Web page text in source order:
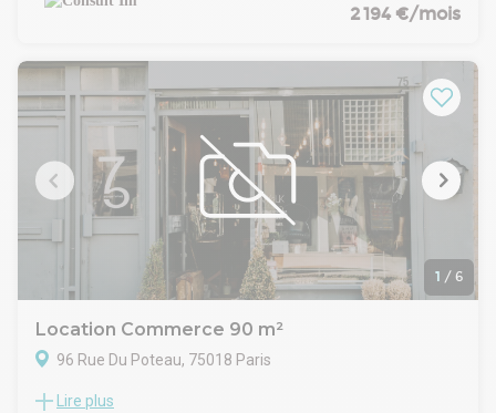
RDC: 46 m2
Extraction 400 m
Rez de chaussée: 15 m2
Espace de stockage
CONDITIONS FINANCIERES
Bail : 3/6/9 ans
Vente de fond de commerce: Nous contacter
Loyer mensuel : 2 194 € HT HC
Disponibilité : Immediate
2 194 €/mois
1 / 6
Location Commerce 90 m²
96 Rue Du Poteau, 75018 Paris
M° Porte de clignancourt, dans un immeuble de standing, à
Lire plus